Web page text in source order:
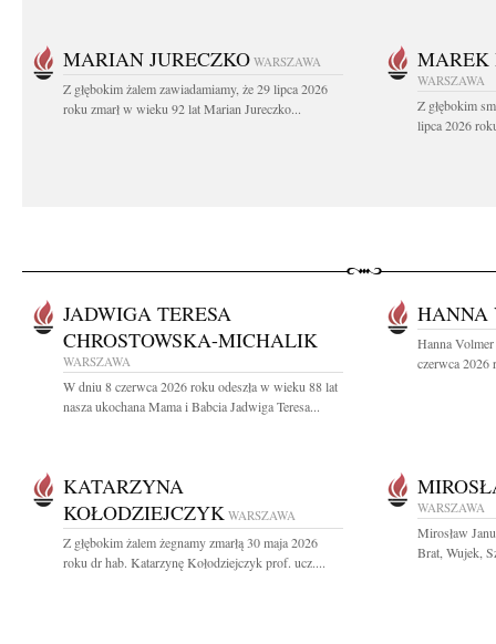
MARIAN JURECZKO WARSZAWA
Z głębokim żalem zawiadamiamy, że 29 lipca 2026
roku zmarł w wieku 92 lat Marian Jureczko...
MAREK
WARSZAWA
Z głębokim
lipca 2026
JADWIGA TERESA
CHROSTOWSKA-MICHALIK
WARSZAWA
W dniu 8 czerwca 2026 roku odeszła w wieku 88 lat
nasza ukochana Mama i Babcia Jadwiga Teresa...
HANNA
Hanna Volmer
czerwca 2026
KATARZYNA
KOŁODZIEJCZYK WARSZAWA
Z głębokim żalem żegnamy zmarłą 30 maja 2026
roku dr hab. Katarzynę Kołodziejczyk prof. ucz....
WARSZAWA
Mirosław
Brat, Wujek,